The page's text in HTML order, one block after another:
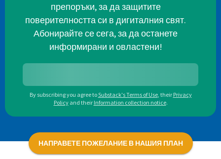
препоръки, за да защитите
поверителността си в дигиталния свят.
Абонирайте се сега, за да останете
информирани и овластени!
By subscribing you agree toSubstack's Terms of Use, their Privacy
Policy and their Information collection notice.
НАПРАВЕТЕ ПОЖЕЛАНИЕ В НАШИЯ ПЛАН